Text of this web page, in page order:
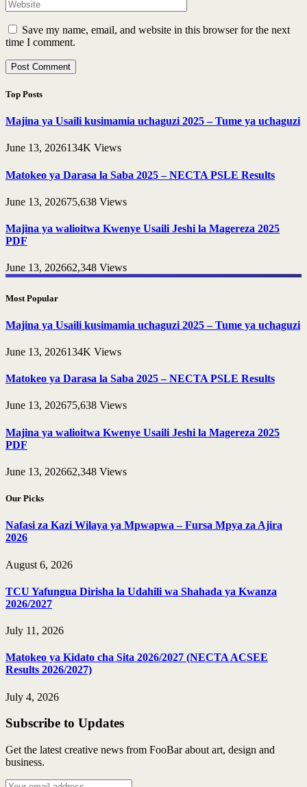
Save my name, email, and website in this browser for the next
time I comment.
Top Posts
Majina ya Usaili kusimamia uchaguzi 2025 – Tume ya uchaguzi
June 13, 2026134K Views
Matokeo ya Darasa la Saba 2025 – NECTA PSLE Results
June 13, 202675,638 Views
Majina ya walioitwa Kwenye Usaili Jeshi la Magereza 2025
PDF
June 13, 202662,348 Views
Most Popular
Majina ya Usaili kusimamia uchaguzi 2025 – Tume ya uchaguzi
June 13, 2026134K Views
Matokeo ya Darasa la Saba 2025 – NECTA PSLE Results
June 13, 202675,638 Views
Majina ya walioitwa Kwenye Usaili Jeshi la Magereza 2025
PDF
June 13, 202662,348 Views
Our Picks
Nafasi za Kazi Wilaya ya Mpwapwa – Fursa Mpya za Ajira
2026
August 6, 2026
TCU Yafungua Dirisha la Udahili wa Shahada ya Kwanza
2026/2027
July 11, 2026
Matokeo ya Kidato cha Sita 2026/2027 (NECTA ACSEE
Results 2026/2027)
July 4, 2026
Subscribe to Updates
Get the latest creative news from FooBar about art, design and
business.